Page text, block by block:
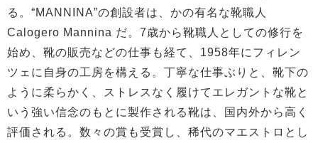
る。“MANNINA”の創設者は、かの有名な靴職人
Calogero Mannina だ。7歳から靴職人としての修行を
始め、靴の販売などの仕事も経て、1958年にフィレン
ツェに自身の工房を構える。丁寧な仕事ぶりと、靴下の
ように柔らかく、ストレスなく履けてエレガントな靴と
いう強い信念のもとに製作される靴は、国内外から高く
評価される。数々の賞も受賞し、稀代のマエストロとし